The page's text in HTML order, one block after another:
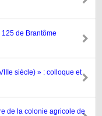
125 de Brantôme
siècle) » : colloque et
de la colonie agricole de